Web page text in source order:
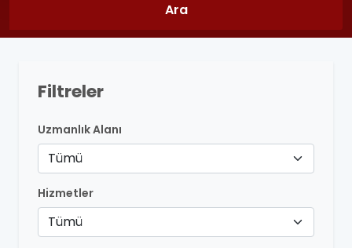
Filtreler
Uzmanlık Alanı
Tümü
Hizmetler
Tümü